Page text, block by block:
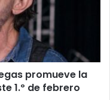
promueve la
1.º de febrero